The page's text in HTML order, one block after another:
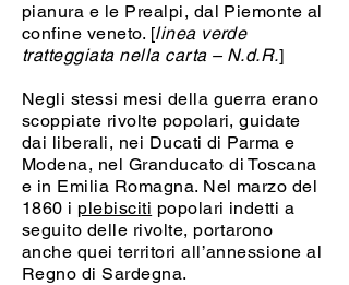
pianura e le Prealpi, dal Piemonte al
confine veneto. [linea verde
tratteggiata nella carta – N.d.R.]
Negli stessi mesi della guerra erano
scoppiate rivolte popolari, guidate
dai liberali, nei Ducati di Parma e
Modena, nel Granducato di Toscana
e in Emilia Romagna. Nel marzo del
1860 i plebisciti popolari indetti a
seguito delle rivolte, portarono
anche quei territori all’annessione al
Regno di Sardegna.